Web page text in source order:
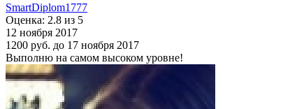
SmartDiplom1777
Оценка: 2.8 из 5
12 ноября 2017
1200 руб. до 17 ноября 2017
Выполню на самом высоком уровне!